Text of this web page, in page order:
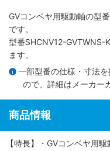
GVコンベヤ用駆動軸の型
です。
型番SHCNV12-GVTWNS-
ます。
一部型番の仕様・寸法
ので、詳細は メーカー
商品情報
【特長】・GVコンベヤ用